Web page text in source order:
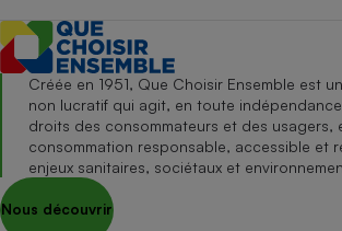
Créée en 1951, Que Choisir Ensemble est
non lucratif qui agit, en toute
droits des consommateurs et des usagers,
consommation responsable, accessible et
enjeux sanitaires, sociétaux et
Nous découvrir